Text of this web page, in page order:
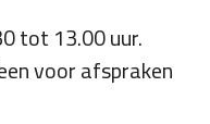
tot 13.00 uur.
voor afspraken